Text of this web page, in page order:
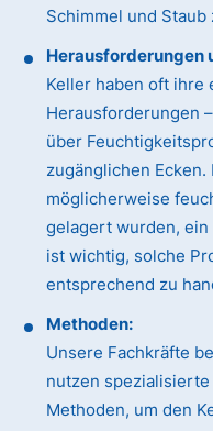
Schimmel und Staub
Herausforderungen
Keller haben oft ihre
Herausforderungen
über
zugänglichen
möglicherweise
gelagert wurden,
ist wichtig, solche
entsprechend zu
Methoden:
Unsere Fachkräfte
nutzen
Methoden, um den